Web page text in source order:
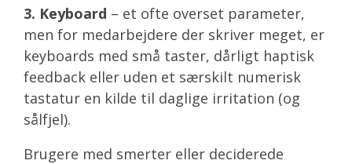
3. Keyboard – et ofte overset parameter,
men for medarbejdere der skriver meget, er
keyboards med små taster, dårligt haptisk
feedback eller uden et særskilt numerisk
tastatur en kilde til daglige irritation (og
sålfjel).
Brugere med smerter eller deciderede